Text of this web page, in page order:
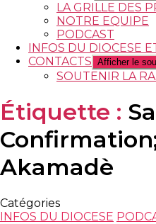
LA GRILLE DES
NOTRE EQUIPE
PODCAST
INFOS DU DIOCESE
CONTACTS Afficher le
SOUTENIR LA
Étiquette :
Akamadè
Catégories
INFOS DU DIOCESE